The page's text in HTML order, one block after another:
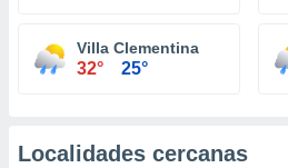
Villa Clementina
32° 25°
Localidades cercanas